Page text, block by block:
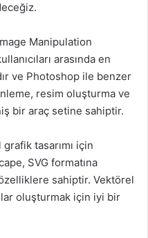
Manipulation
arasında en
ve Photoshop ile benzer
resim oluşturma ve
bir araç setine sahiptir.
tasarımı için
SVG formatına
sahiptir. Vektörel
oluşturmak için iyi bir